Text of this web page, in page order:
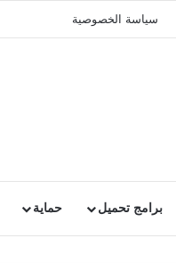
سياسة الخصوصية
برامج تحميل حماية